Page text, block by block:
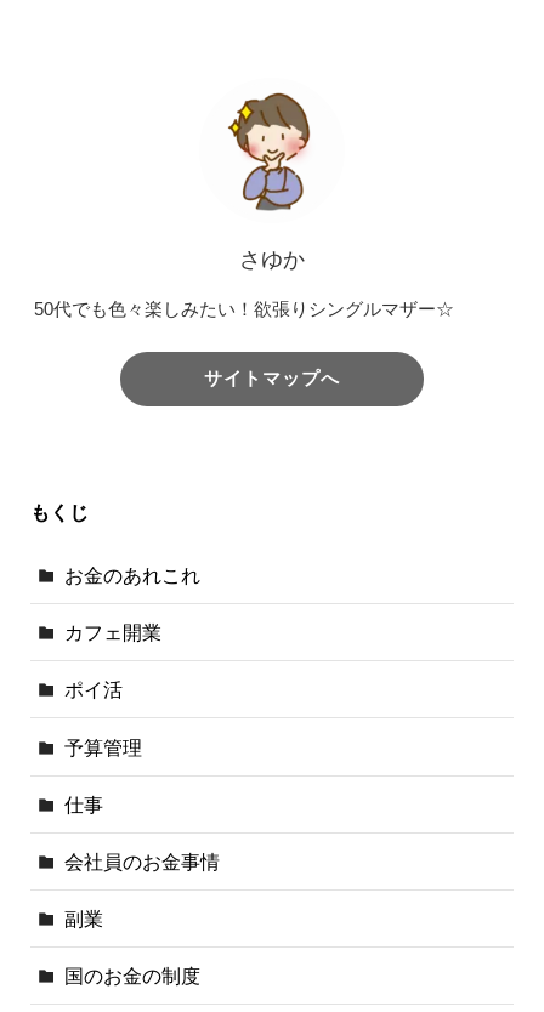
さゆか
50代でも色々楽しみたい！欲張りシングルマザー☆
サイトマップへ
もくじ
お金のあれこれ
カフェ開業
ポイ活
予算管理
仕事
会社員のお金事情
副業
国のお金の制度